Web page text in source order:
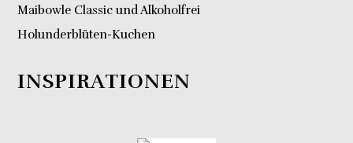
Maibowle Classic und Alkoholfrei
Holunderblüten-Kuchen
INSPIRATIONEN